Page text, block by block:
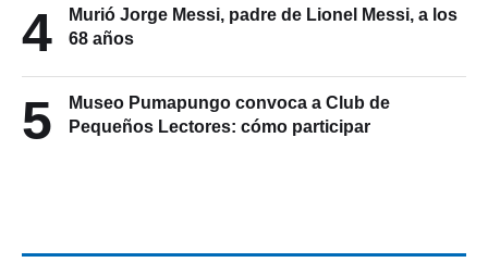
4
Murió Jorge Messi, padre de Lionel Messi, a los
68 años
5
Museo Pumapungo convoca a Club de
Pequeños Lectores: cómo participar